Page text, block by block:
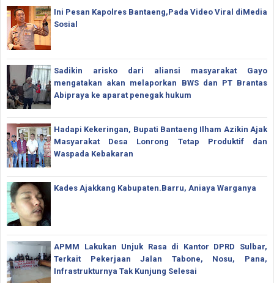
Ini Pesan Kapolres Bantaeng,Pada Video Viral diMedia
Sosial
Sadikin arisko dari aliansi masyarakat Gayo
mengatakan akan melaporkan BWS dan PT Brantas
Abipraya ke aparat penegak hukum
Hadapi Kekeringan, Bupati Bantaeng Ilham Azikin Ajak
Masyarakat Desa Lonrong Tetap Produktif dan
Waspada Kebakaran
Kades Ajakkang Kabupaten.Barru, Aniaya Warganya
APMM Lakukan Unjuk Rasa di Kantor DPRD Sulbar,
Terkait Pekerjaan Jalan Tabone, Nosu, Pana,
Infrastrukturnya Tak Kunjung Selesai